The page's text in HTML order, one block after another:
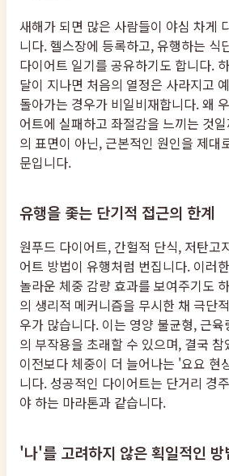
새해가 되면 많은 사람들이 야심 차게
니다. 헬스장에 등록하고, 유행하는 식
다이어트 일기를 공유하기도 합니다.
달이 지나면 처음의 열정은 사라지고
돌아가는 경우가 비일비재합니다. 왜
어트에 실패하고 좌절감을 느끼는 것
의 표면이 아닌, 근본적인 원인을 제대
문입니다.
유행을 좇는 단기적 접근의 한계
원푸드 다이어트, 간헐적 단식, 저탄고
어트 방법이 유행처럼 번집니다. 이러
놀라운 체중 감량 효과를 보여주기도
의 생리적 메커니즘을 무시한 채 극단
우가 많습니다. 이는 영양 불균형, 근
의 부작용을 초래할 수 있으며, 결국
이전보다 체중이 더 늘어나는 '요요 현
니다. 성공적인 다이어트는 단거리 경
야 하는 마라톤과 같습니다.
'나'를 고려하지 않은 획일적인 방